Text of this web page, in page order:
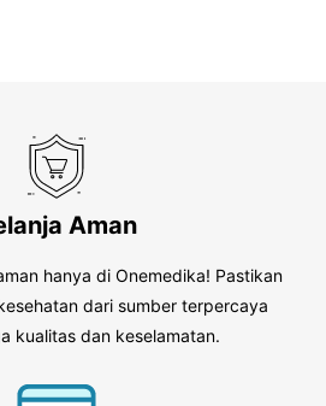
Aman
hanya di Onemedika! Pastikan
dari sumber terpercaya
kualitas dan keselamatan.